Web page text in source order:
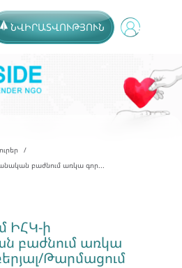
ՆՎԻՐԱՏՎՈՒԹՅՈՒՆ
բաժնում առկա գոր...
ԻՀԿ-ի
բաժնում առկա
Թարմացում